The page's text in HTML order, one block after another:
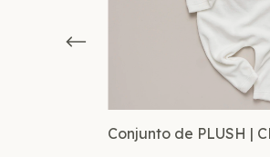
Conjunto de PLUSH |